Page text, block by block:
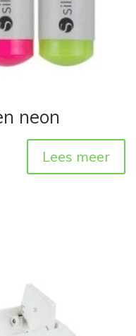
neon
Lees meer